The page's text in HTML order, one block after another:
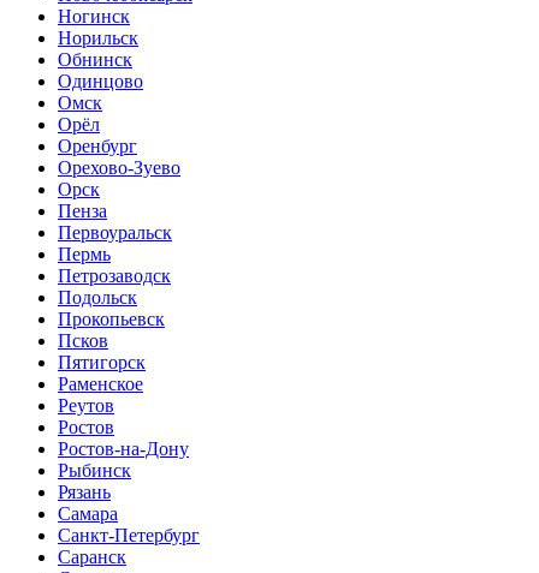
Ногинск
Норильск
Обнинск
Одинцово
Омск
Орёл
Оренбург
Орехово-Зуево
Орск
Пенза
Первоуральск
Пермь
Петрозаводск
Подольск
Прокопьевск
Псков
Пятигорск
Раменское
Реутов
Ростов
Ростов-на-Дону
Рыбинск
Рязань
Самара
Санкт-Петербург
Саранск